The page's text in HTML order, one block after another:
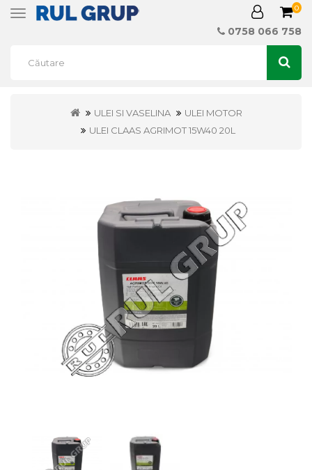
Toggle
0
0758 066 758
ULEI SI VASELINA
ULEI MOTOR
ULEI CLAAS AGRIMOT 15W40 20L